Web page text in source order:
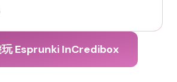
玩 Esprunki InCredibox